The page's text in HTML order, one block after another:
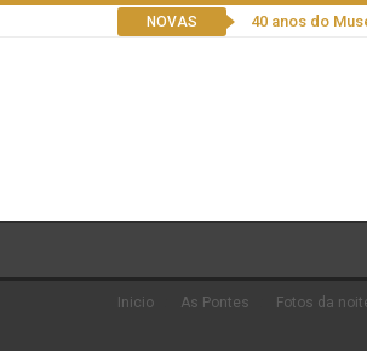
NOVAS 40 anos do
Inicio As Pontes Fotos da